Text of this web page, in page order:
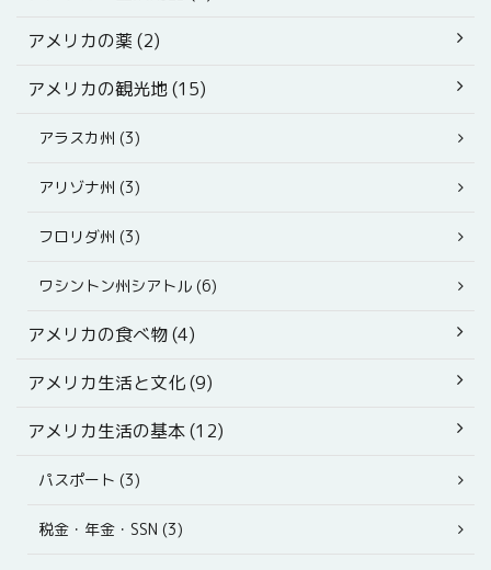
アメリカの薬 (2)
アメリカの観光地 (15)
アラスカ州 (3)
アリゾナ州 (3)
フロリダ州 (3)
ワシントン州シアトル (6)
アメリカの食べ物 (4)
アメリカ生活と文化 (9)
アメリカ生活の基本 (12)
パスポート (3)
税金・年金・SSN (3)